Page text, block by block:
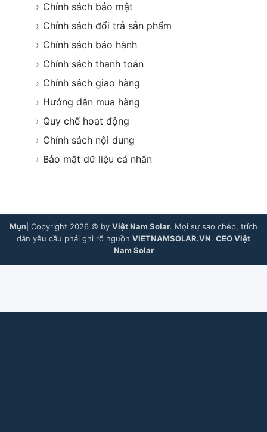
› Chính sách bảo mật
› Chính sách đổi trả sản phẩm
› Chính sách bảo hành
› Chính sách thanh toán
› Chính sách giao hàng
› Hướng dẫn mua hàng
› Quy chế hoạt động
› Chính sách nội dung
› Bảo mật dữ liệu cá nhân
Mụn | Copyright 2026 © by Việt Nam Solar. Mọi sự sao chép, trích
dẫn yêu cầu phải ghi rõ nguồn VIETNAMSOLAR.VN. CEO Việt
Nam Solar